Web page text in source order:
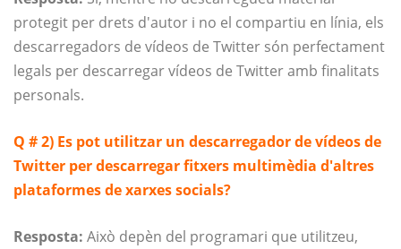
protegit per drets d'autor i no el compartiu en línia, els
descarregadors de vídeos de Twitter són perfectament
legals per descarregar vídeos de Twitter amb finalitats
personals.
Q # 2) Es pot utilitzar un descarregador de vídeos de
Twitter per descarregar fitxers multimèdia d'altres
plataformes de xarxes socials?
Resposta: Això depèn del programari que utilitzeu,